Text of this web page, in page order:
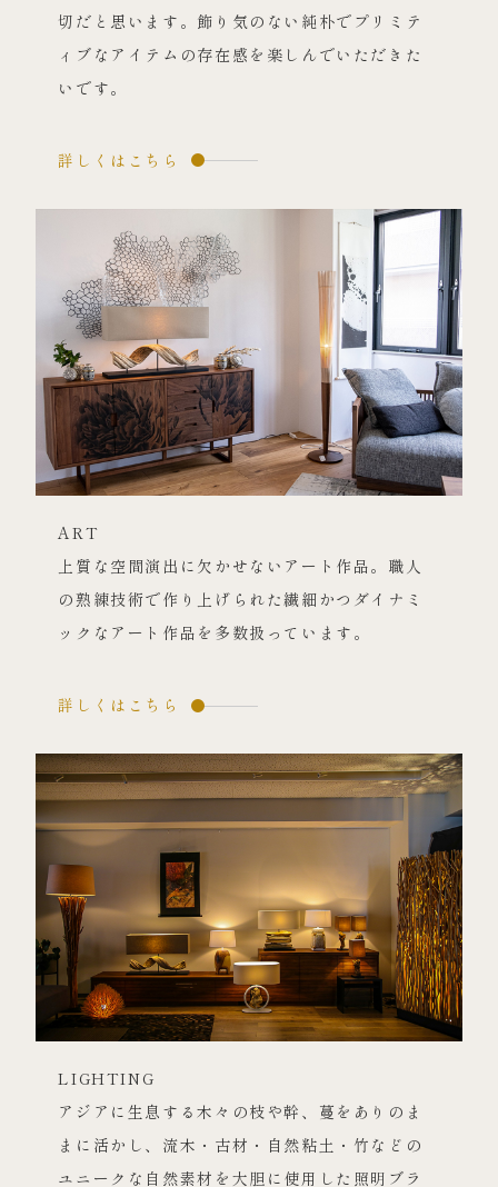
切だと思います。飾り気のない純朴でプリミテ
ィブなアイテムの存在感を楽しんでいただきた
いです。
詳しくはこちら
ART
上質な空間演出に欠かせないアート作品。職人
の熟練技術で作り上げられた繊細かつダイナミ
ックなアート作品を多数扱っています。
詳しくはこちら
LIGHTING
アジアに生息する木々の枝や幹、蔓をありのま
まに活かし、流木・古材・自然粘土・竹などの
ユニークな自然素材を大胆に使用した照明ブラ